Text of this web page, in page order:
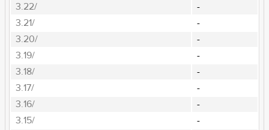
3.22/
-
3.21/
-
3.20/
-
3.19/
-
3.18/
-
3.17/
-
3.16/
-
3.15/
-